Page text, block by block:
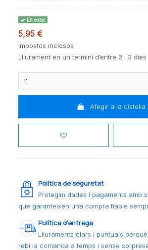
En estoc
5,95 €
Impostos inclosos
Lliurament en un termini d’entre 2 i 3 dies
Afegir a la cistella
Política de seguretat
Protegim dades i pagaments amb
que garanteixen una compra fiable
Política d’entrega
Lliuraments clars i puntuals
rebi la comanda a temps i sense